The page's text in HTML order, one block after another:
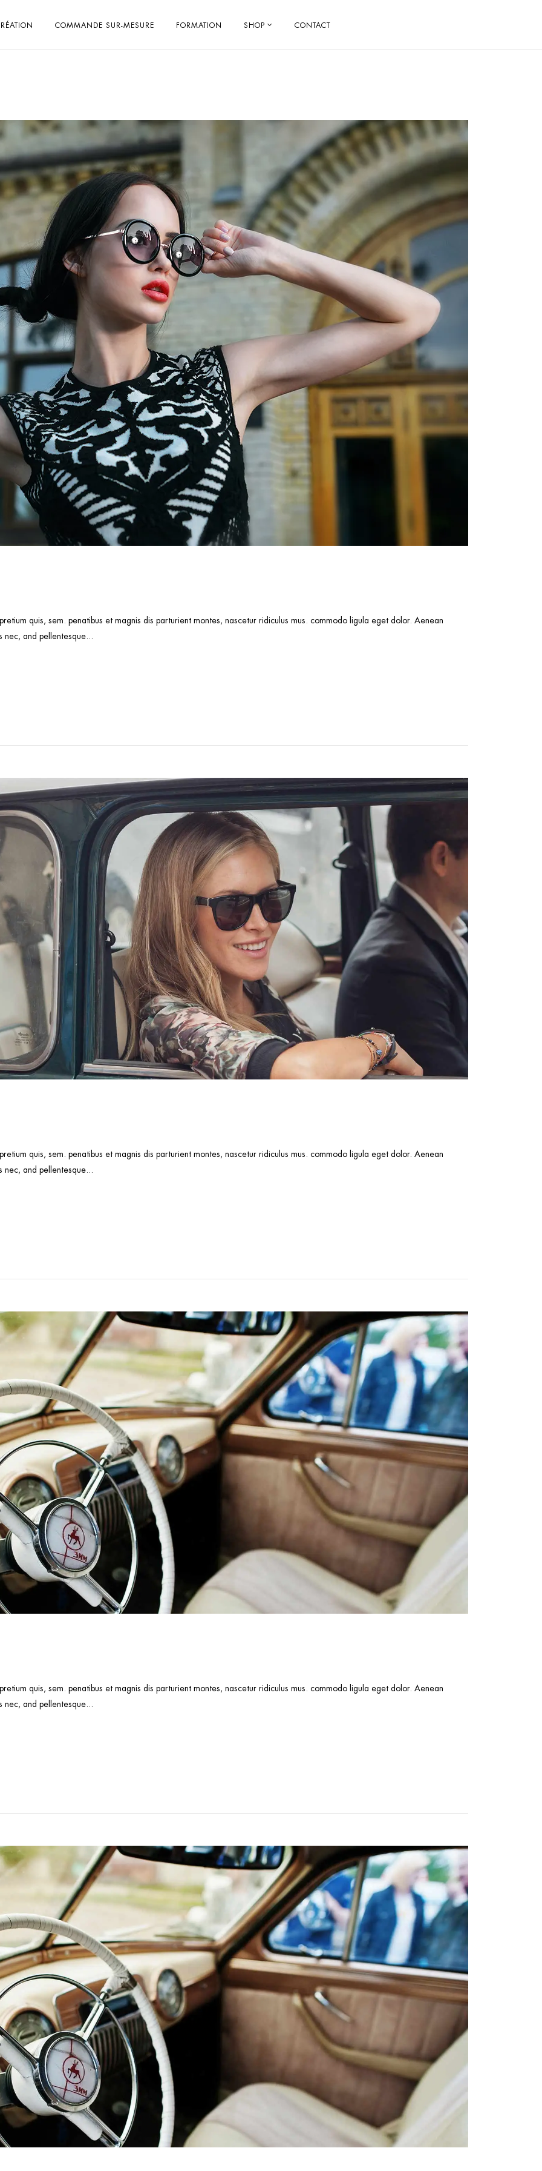
COMMANDE SUR-MESURE FORMATION SHOP CONTACT
quis, sem. penatibus et magnis dis parturient montes, nascetur ridiculus mus. commodo ligula eget dolor. Aenean
nec, and pellentesque
quis, sem. penatibus et magnis dis parturient montes, nascetur ridiculus mus. commodo ligula eget dolor. Aenean
nec, and pellentesque
quis, sem. penatibus et magnis dis parturient montes, nascetur ridiculus mus. commodo ligula eget dolor. Aenean
nec, and pellentesque